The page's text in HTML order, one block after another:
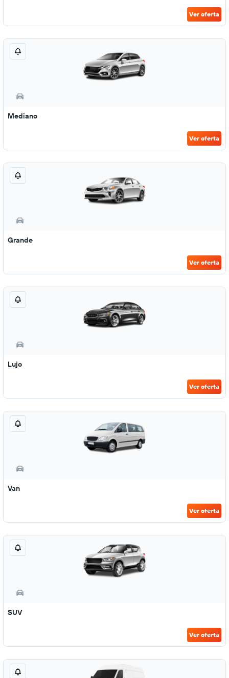
Ver oferta
Mediano
Ver oferta
Grande
Ver oferta
Lujo
Ver oferta
Van
Ver oferta
SUV
Ver oferta